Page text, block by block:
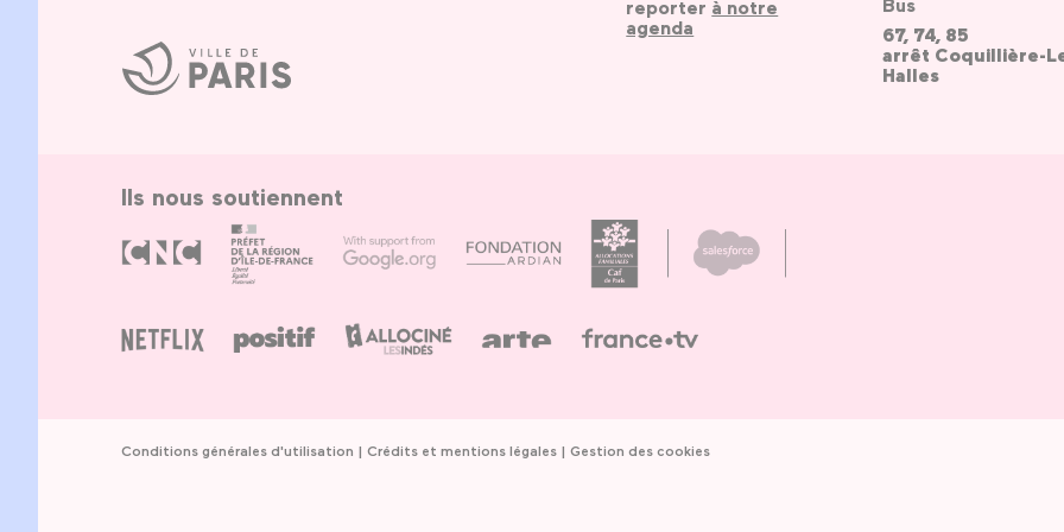
Ville
de
Paris
reporter à notre
agenda
Bus
67, 74, 85
arrêt Coquillière-
Halles
Ils nous soutiennent
Conditions générales d'utilisation Crédits et mentions légales Gestion des cookies